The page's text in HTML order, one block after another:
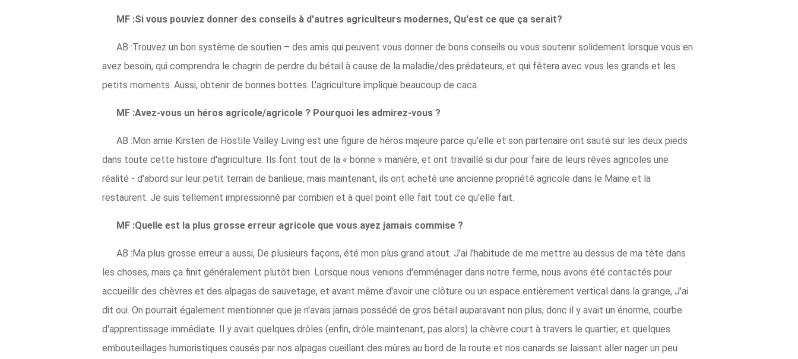
MF :Si vous pouviez donner des conseils à d'autres agriculteurs modernes, Qu'est ce que ça serait?
AB :Trouvez un bon système de soutien – des amis qui peuvent vous donner de bons conseils ou vous soutenir solidement lorsque vous en
avez besoin, qui comprendra le chagrin de perdre du bétail à cause de la maladie/des prédateurs, et qui fêtera avec vous les grands et les
petits moments. Aussi, obtenir de bonnes bottes. L'agriculture implique beaucoup de caca.
MF :Avez-vous un héros agricole/agricole ? Pourquoi les admirez-vous ?
AB :Mon amie Kirsten de Hostile Valley Living est une figure de héros majeure parce qu'elle et son partenaire ont sauté sur les deux pieds
dans toute cette histoire d'agriculture. Ils font tout de la « bonne » manière, et ont travaillé si dur pour faire de leurs rêves agricoles une
réalité - d'abord sur leur petit terrain de banlieue, mais maintenant, ils ont acheté une ancienne propriété agricole dans le Maine et la
restaurent. Je suis tellement impressionné par combien et à quel point elle fait tout ce qu'elle fait.
MF :Quelle est la plus grosse erreur agricole que vous ayez jamais commise ?
AB :Ma plus grosse erreur a aussi, De plusieurs façons, été mon plus grand atout. J'ai l'habitude de me mettre au dessus de ma tête dans
les choses, mais ça finit généralement plutôt bien. Lorsque nous venions d'emménager dans notre ferme, nous avons été contactés pour
accueillir des chèvres et des alpagas de sauvetage, et avant même d'avoir une clôture ou un espace entièrement vertical dans la grange, J'ai
dit oui. On pourrait également mentionner que je n'avais jamais possédé de gros bétail auparavant non plus, donc il y avait un énorme, courbe
d'apprentissage immédiate. Il y avait quelques drôles (enfin, drôle maintenant, pas alors) la chèvre court à travers le quartier, et quelques
embouteillages humoristiques causés par nos alpagas cueillant des mûres au bord de la route et nos canards se laissant aller nager un peu